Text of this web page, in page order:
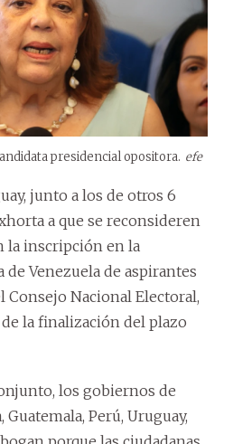
presidencial opositora. efe
junto a los de otros 6
a que se reconsideren
la inscripción en la
Venezuela de aspirantes
Consejo Nacional Electoral,
la finalización del plazo
los gobiernos de
Guatemala, Perú, Uruguay,